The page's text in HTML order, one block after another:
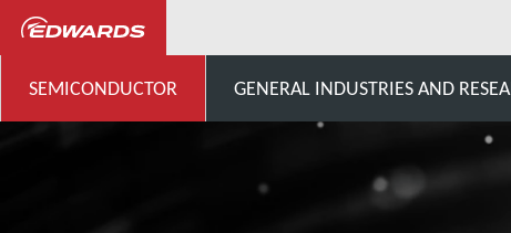
SEMICONDUCTOR GENERAL INDUSTRIES AND